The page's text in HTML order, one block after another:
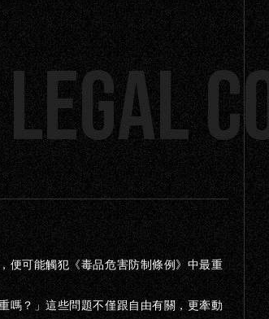
legal
便可能觸犯《毒品危害防制條例》中最重
嗎？」這些問題不僅跟自由有關，更牽動